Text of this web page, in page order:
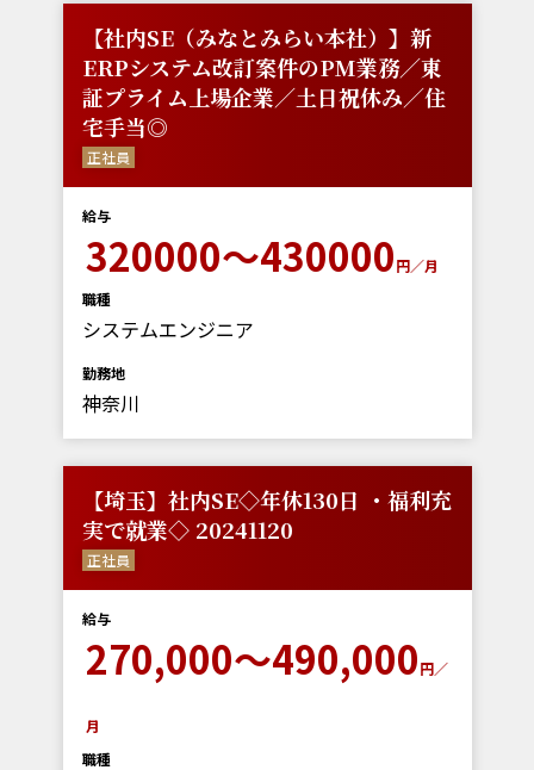
【社内SE（みなとみらい本社）】新
ERPシステム改訂案件のPM業務／東
証プライム上場企業／土日祝休み／住
宅手当◎
正社員
給与
320000～430000円／月
職種
システムエンジニア
勤務地
神奈川
【埼玉】社内SE◇年休130日 ・福利充
実で就業◇ 20241120
正社員
給与
270,000～490,000円／
月
職種